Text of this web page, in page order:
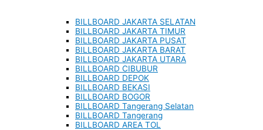
BILLBOARD JAKARTA SELATAN
BILLBOARD JAKARTA TIMUR
BILLBOARD JAKARTA PUSAT
BILLBOARD JAKARTA BARAT
BILLBOARD JAKARTA UTARA
BILLBOARD CIBUBUR
BILLBOARD DEPOK
BILLBOARD BEKASI
BILLBOARD BOGOR
BILLBOARD Tangerang Selatan
BILLBOARD Tangerang
BILLBOARD AREA TOL